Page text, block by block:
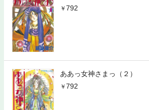
792
ああっ女神さまっ（２）
792